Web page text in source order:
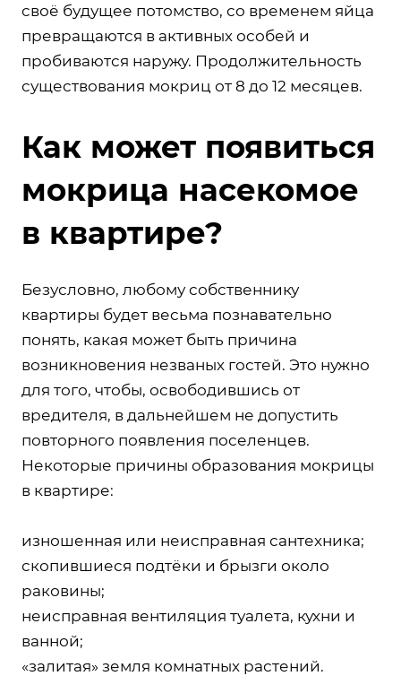
своё будущее потомство, со временем яйца
превращаются в активных особей и
пробиваются наружу. Продолжительность
существования мокриц от 8 до 12 месяцев.
Как может появиться
мокрица насекомое
в квартире?
Безусловно, любому собственнику
квартиры будет весьма познавательно
понять, какая может быть причина
возникновения незваных гостей. Это нужно
для того, чтобы, освободившись от
вредителя, в дальнейшем не допустить
повторного появления поселенцев.
Некоторые причины образования мокрицы
в квартире:
изношенная или неисправная сантехника;
скопившиеся подтёки и брызги около
раковины;
неисправная вентиляция туалета, кухни и
ванной;
«залитая» земля комнатных растений.